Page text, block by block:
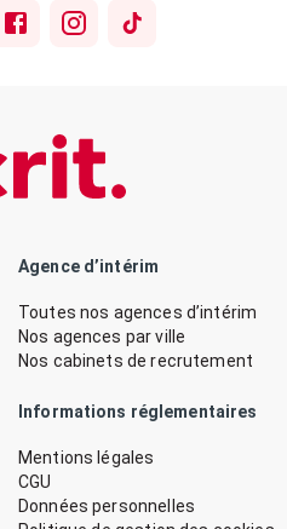
Agence d’intérim
Toutes nos agences d’intérim
Nos agences par ville
Nos cabinets de recrutement
Informations réglementaires
Mentions légales
CGU
Données personnelles